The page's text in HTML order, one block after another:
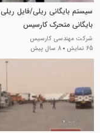
سیستم بایگانی ریلی/فایل ریلی
بایگانی متحرک کارسیس
شرکت مهندسی کارسیس
65 نمایش
8 سال پیش